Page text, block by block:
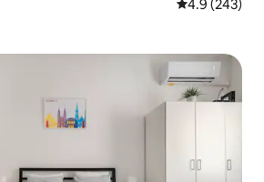
औसत रेटिंग 5 में
4.9 (243)